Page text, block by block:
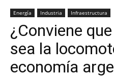
Energía Industria Infraestructura
¿Conviene
sea la
economía